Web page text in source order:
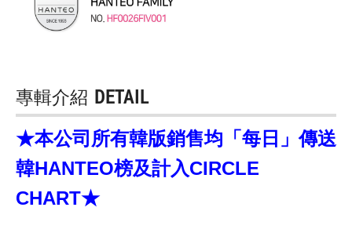
專輯介紹 DETAIL
★本公司所有韓版銷售均「每日」傳送
韓HANTEO榜及計入CIRCLE
CHART★